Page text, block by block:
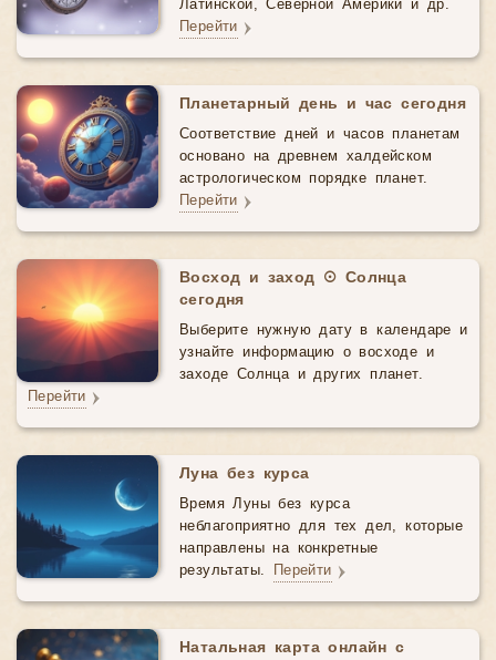
Латинской, Северной Америки и др.
Перейти
Планетарный день и час сегодня
Соответствие дней и часов планетам
основано на древнем халдейском
астрологическом порядке планет.
Перейти
Восход и заход ☉ Солнца
сегодня
Выберите нужную дату в календаре и
узнайте информацию о восходе и
заходе Солнца и других планет.
Перейти
Луна без курса
Время Луны без курса
неблагоприятно для тех дел, которые
направлены на конкретные
результаты. Перейти
Натальная карта онлайн с